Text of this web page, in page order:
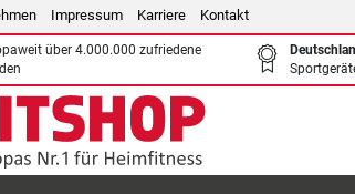
Impressum Karriere Kontakt
über 4.000.000 zufriedene